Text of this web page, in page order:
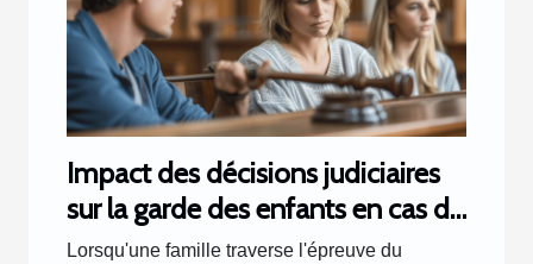
Impact des décisions judiciaires
sur la garde des enfants en cas de
divorce
Lorsqu'une famille traverse l'épreuve du